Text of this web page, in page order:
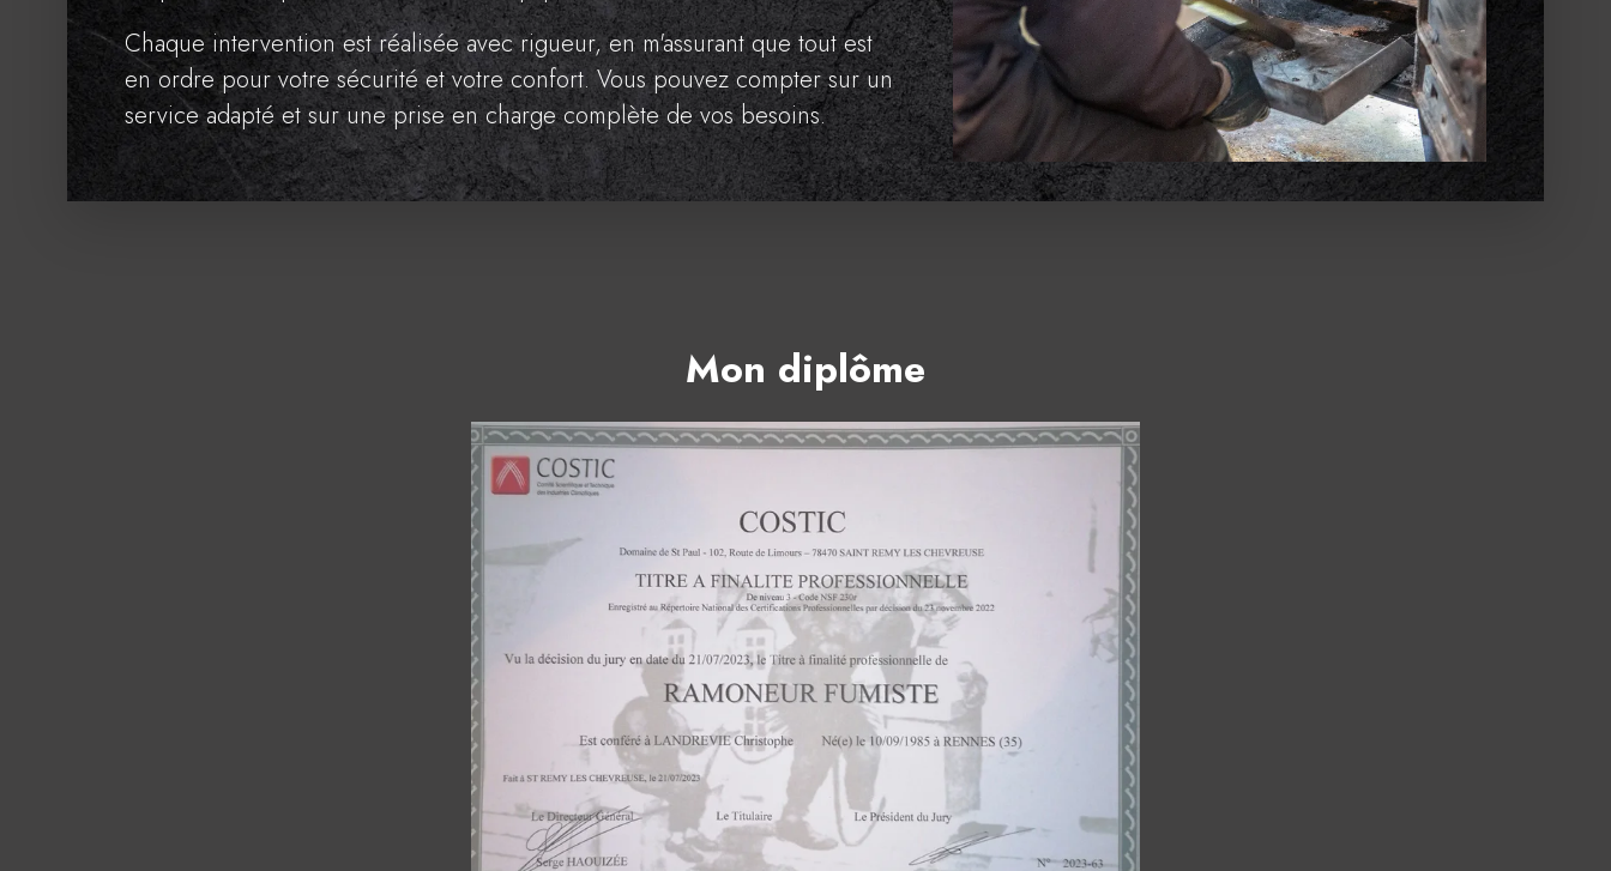
Chaque intervention est réalisée avec rigueur, en m'assurant que tout est
en ordre pour votre sécurité et votre confort. Vous pouvez compter sur un
service adapté et sur une prise en charge complète de vos besoins.
Mon diplôme